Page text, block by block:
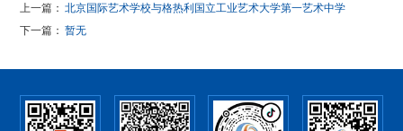
上一篇： 北京国际艺术学校与格热利国立工业艺术大学第一艺术中学
下一篇： 暂无